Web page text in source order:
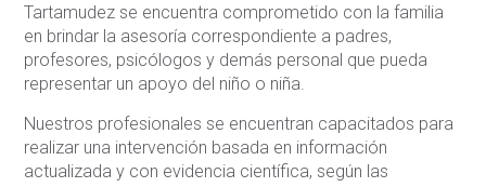
Tartamudez se encuentra comprometido con la familia
en brindar la asesoría correspondiente a padres,
profesores, psicólogos y demás personal que pueda
representar un apoyo del niño o niña.
Nuestros profesionales se encuentran capacitados para
realizar una intervención basada en información
actualizada y con evidencia científica, según las